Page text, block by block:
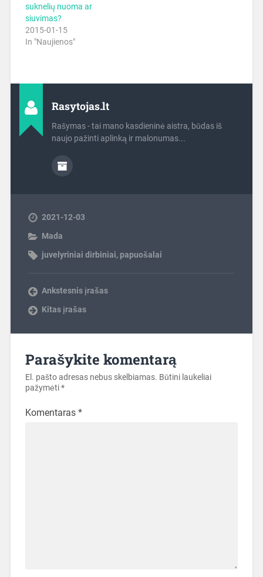
suknelių nuoma ar
siuvimas?
2015-01-15
In "Naujienos"
Rasytojas.lt
Rašymas - tai mano kasdieninė aistra, būdas iš
naujo pažinti aplinką ir malonumas...
2021-12-03
Mada
juvelyriniai dirbiniai, papuošalai
Ankstesnis įrašas
Kitas įrašas
Parašykite komentarą
El. pašto adresas nebus skelbiamas. Būtini laukeliai
pažymėti*
Komentaras *